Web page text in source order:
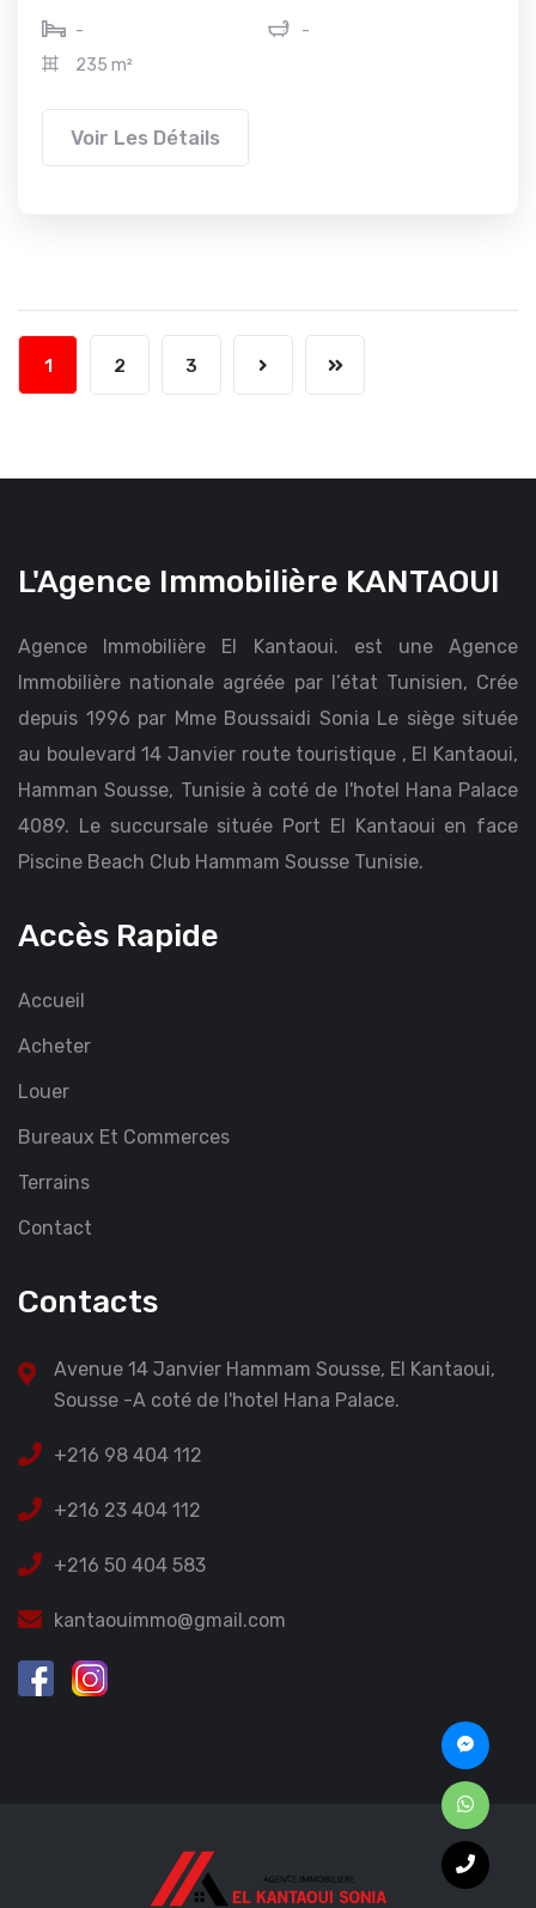
-
-
235 m²
Voir Les Détails
1 2 3
L'Agence Immobilière KANTAOUI
Agence Immobilière El Kantaoui. est une Agence
Immobilière nationale agréée par l’état Tunisien, Crée
depuis 1996 par Mme Boussaidi Sonia Le siège située
au boulevard 14 Janvier route touristique , El Kantaoui,
Hamman Sousse, Tunisie à coté de l'hotel Hana Palace
4089. Le succursale située Port El Kantaoui en face
Piscine Beach Club Hammam Sousse Tunisie.
Accès Rapide
Accueil
Acheter
Louer
Bureaux Et Commerces
Terrains
Contact
Contacts
Avenue 14 Janvier Hammam Sousse, El Kantaoui,
Sousse -A coté de l'hotel Hana Palace.
+216 98 404 112
+216 23 404 112
+216 50 404 583
kantaouimmo@gmail.com